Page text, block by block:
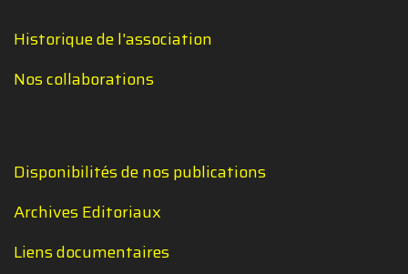
Historique de l'association
Nos collaborations
Disponibilités de nos publications
Archives Editoriaux
Liens documentaires